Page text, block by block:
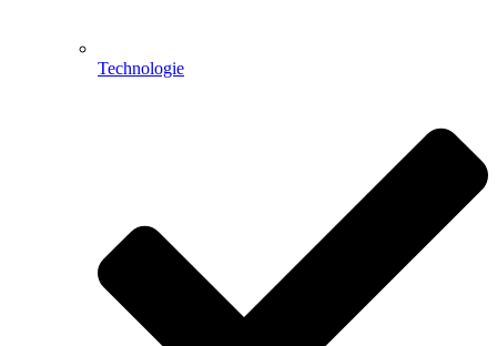
Technologie